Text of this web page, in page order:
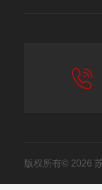
版权所有© 2026